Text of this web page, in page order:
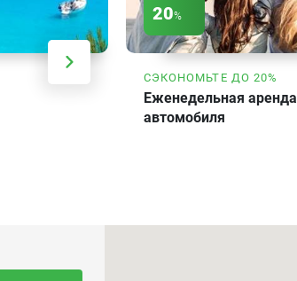
20%
СЭКОНОМЬТЕ ДО 20%
Еженедельная аренда
автомобиля